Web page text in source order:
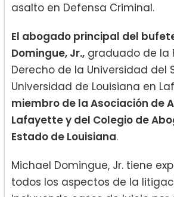
asalto en Defensa Criminal.
El abogado principal del
Domingue, Jr., graduado de la
Derecho de la Universidad del
Universidad de Louisiana en
miembro de la Asociación de
Lafayette y del Colegio de
Estado de Louisiana.
Michael Domingue, Jr. tiene
todos los aspectos de la